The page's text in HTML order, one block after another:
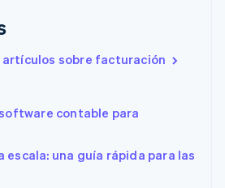
sobre facturación
contable para
escala: una guía rápida para las
文